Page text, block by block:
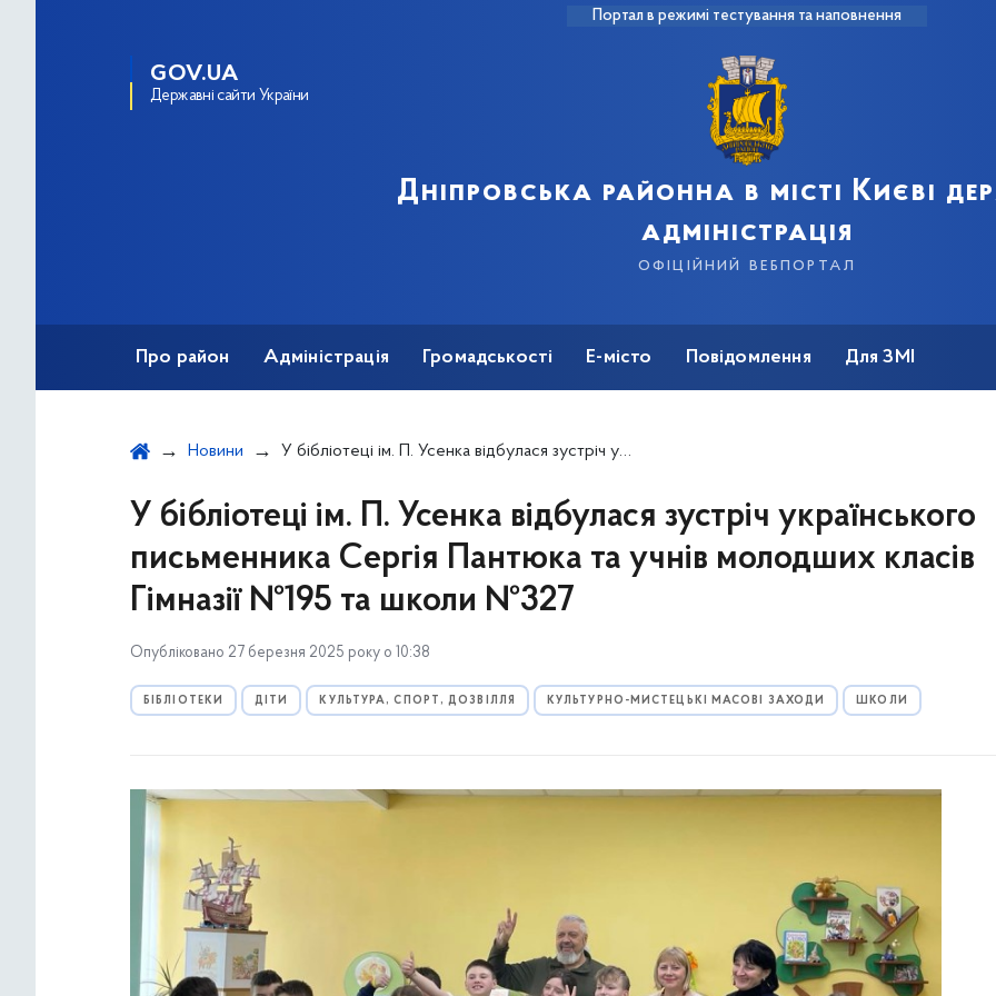
Портал в режимі тестування та наповнення
GOV.UA
Державні сайти України
Дніпровська районна в місті Києві
адміністрація
офіційний вебпортал
Про район Адміністрація Громадськості Е-місто Повідомлення Для ЗМІ
Новини У бібліотеці ім. П. Усенка відбулася зустріч українського письменника Сергія Пантюка та учнів молодших класів Гімназії №195 та школи №327
У бібліотеці ім. П. Усенка відбулася зустріч українського
письменника Сергія Пантюка та учнів молодших класів
Гімназії №195 та школи №327
Опубліковано 27 березня 2025 року о 10:38
БІБЛІОТЕКИ ДІТИ КУЛЬТУРА, СПОРТ, ДОЗВІЛЛЯ КУЛЬТУРНО-МИСТЕЦЬКІ МАСОВІ ЗАХОДИ ШКОЛИ